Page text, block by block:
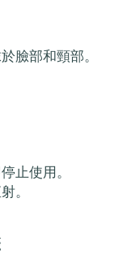
臉部和頸部。
止使用。
。